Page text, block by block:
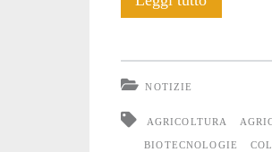
vivente
NOTIZIE
AGRICOLTURA
BIOTECNOLOGIE